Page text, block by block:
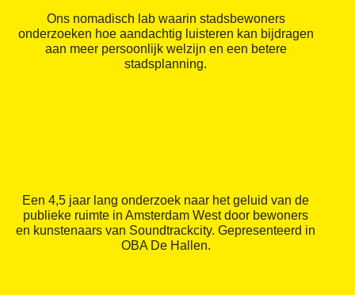
Ons nomadisch lab waarin stadsbewoners
onderzoeken hoe aandachtig luisteren kan bijdragen
aan meer persoonlijk welzijn en een betere
stadsplanning.
Een 4,5 jaar lang onderzoek naar het geluid van de
publieke ruimte in Amsterdam West door bewoners
en kunstenaars van Soundtrackcity. Gepresenteerd in
OBA De Hallen.